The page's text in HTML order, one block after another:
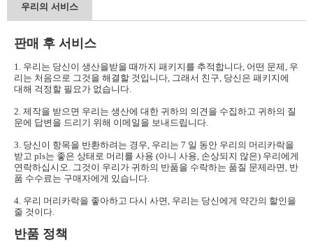
우리의 서비스
판매 후 서비스
1. 우리는 당신이 생산을받을 때까지 패키지를 추적합니다, 어떤 문제, 우
리는 처음으로 그것을 해결할 것입니다, 그래서 친구, 당신은 패키지에
대해 걱정할 필요가 없습니다.
2. 제작을 받으면 우리는 생산에 대한 귀하의 의견을 수집하고 귀하의 질
문에 답변을 드리기 위해 이메일을 보내드립니다.
3. 당신이 항목을 반환하려는 경우, 우리는 7 일 동안 우리의 머리카락을
받고 pls는 좋은 상태로 머리를 사용 (아니 사용, 손상되지 않은) 우리에게
연락하십시오. 그것이 우리가 귀하의 반품을 수락하는 품질 문제라면, 반
품 수수료는 구매자에게 있습니다.
4. 우리 머리카락을 좋아하고 다시 사면, 우리는 당신에게 약간의 할인을
줄 것이다.
반품 정책